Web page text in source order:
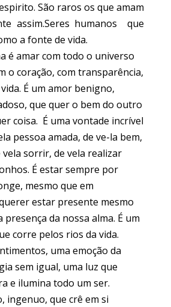
São raros os que amam
assim.Seres humanos que
a fonte de vida.
é amar com todo o universo
o coração, com transparência,
É um amor benigno,
que quer o bem do outro
coisa. É uma vontade incrível
pessoa amada, de ve-la bem,
vela sorrir, de vela realizar
É estar sempre por
mesmo que em
estar presente mesmo
presença da nossa alma. É um
corre pelos rios da vida.
uma emoção da
sem igual, uma luz que
e ilumina todo um ser.
ingenuo, que crê em si